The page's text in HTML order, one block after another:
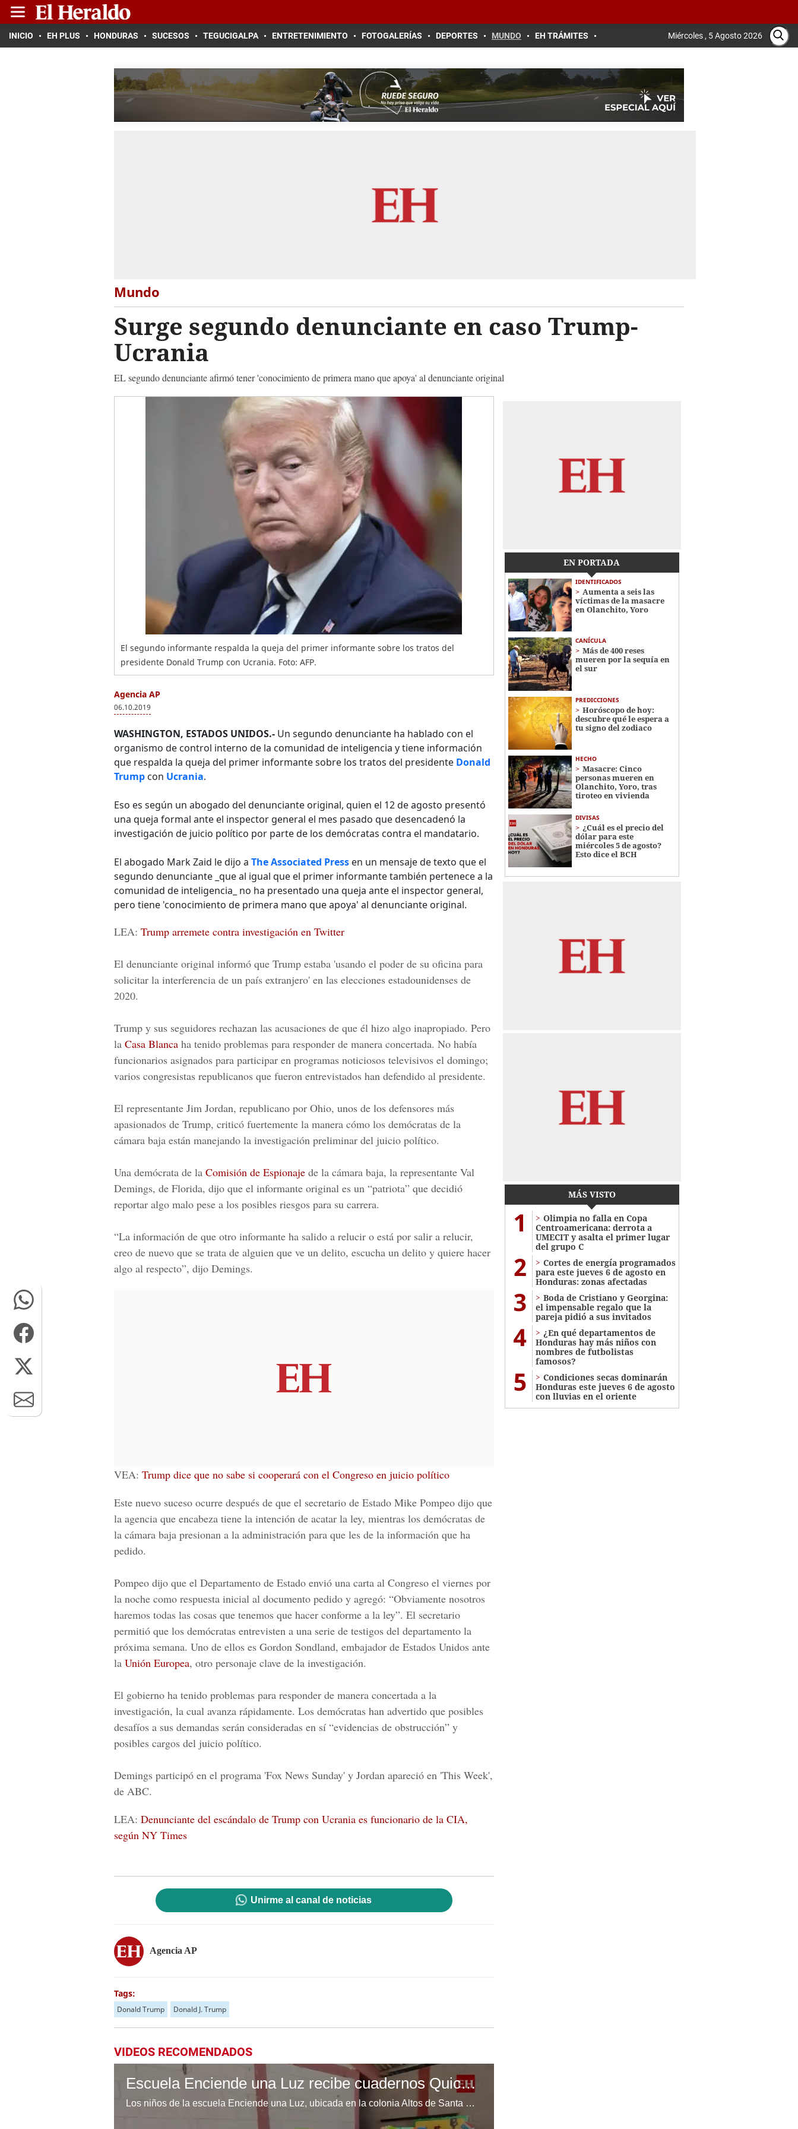
INICIO EH PLUS HONDURAS SUCESOS TEGUCIGALPA ENTRETENIMIENTO FOTOGALERÍAS DEPORTES MUNDO EH TRÁMITES Miércoles , 5 Agosto 2026
Mundo
Surge segundo denunciante en caso Trump-
Ucrania
EL segundo denunciante afirmó tener 'conocimiento de primera mano que apoya' al denunciante original
El segundo informante respalda la queja del primer informante sobre los tratos del
presidente Donald Trump con Ucrania. Foto: AFP.
Agencia AP
06.10.2019
WASHINGTON, ESTADOS UNIDOS.- Un segundo denunciante ha hablado con el
organismo de control interno de la comunidad de inteligencia y tiene información
que respalda la queja del primer informante sobre los tratos del presidente Donald
Trump con Ucrania.
Eso es según un abogado del denunciante original, quien el 12 de agosto presentó
una queja formal ante el inspector general el mes pasado que desencadenó la
investigación de juicio político por parte de los demócratas contra el mandatario.
El abogado Mark Zaid le dijo a The Associated Press en un mensaje de texto que el
segundo denunciante _que al igual que el primer informante también pertenece a la
comunidad de inteligencia_ no ha presentado una queja ante el inspector general,
pero tiene 'conocimiento de primera mano que apoya' al denunciante original.
LEA: Trump arremete contra investigación en Twitter
El denunciante original informó que Trump estaba 'usando el poder de su oficina para
solicitar la interferencia de un país extranjero' en las elecciones estadounidenses de
2020.
Trump y sus seguidores rechazan las acusaciones de que él hizo algo inapropiado. Pero
la Casa Blanca ha tenido problemas para responder de manera concertada. No había
funcionarios asignados para participar en programas noticiosos televisivos el domingo;
varios congresistas republicanos que fueron entrevistados han defendido al presidente.
El representante Jim Jordan, republicano por Ohio, unos de los defensores más
apasionados de Trump, criticó fuertemente la manera cómo los demócratas de la
cámara baja están manejando la investigación preliminar del juicio político.
Una demócrata de la Comisión de Espionaje de la cámara baja, la representante Val
Demings, de Florida, dijo que el informante original es un “patriota” que decidió
reportar algo malo pese a los posibles riesgos para su carrera.
“La información de que otro informante ha salido a relucir o está por salir a relucir,
creo de nuevo que se trata de alguien que ve un delito, escucha un delito y quiere hacer
algo al respecto”, dijo Demings.
VEA: Trump dice que no sabe si cooperará con el Congreso en juicio político
Este nuevo suceso ocurre después de que el secretario de Estado Mike Pompeo dijo que
la agencia que encabeza tiene la intención de acatar la ley, mientras los demócratas de
la cámara baja presionan a la administración para que les de la información que ha
pedido.
Pompeo dijo que el Departamento de Estado envió una carta al Congreso el viernes por
la noche como respuesta inicial al documento pedido y agregó: “Obviamente nosotros
haremos todas las cosas que tenemos que hacer conforme a la ley”. El secretario
permitió que los demócratas entrevisten a una serie de testigos del departamento la
próxima semana. Uno de ellos es Gordon Sondland, embajador de Estados Unidos ante
la Unión Europea, otro personaje clave de la investigación.
El gobierno ha tenido problemas para responder de manera concertada a la
investigación, la cual avanza rápidamente. Los demócratas han advertido que posibles
desafíos a sus demandas serán consideradas en sí “evidencias de obstrucción” y
posibles cargos del juicio político.
Demings participó en el programa 'Fox News Sunday' y Jordan apareció en 'This Week',
de ABC.
LEA: Denunciante del escándalo de Trump con Ucrania es funcionario de la CIA,
según NY Times
Unirme al canal de noticias
Agencia AP
Tags:
Donald Trump Donald J. Trump
VIDEOS RECOMENDADOS
Escuela Enciende una Luz recibe cuadernos Quick, gracias a la Maratón del Saber
Los niños de la escuela Enciende una Luz, ubicada en la colonia Altos de Santa Rosa, al sur de Tegucigalpa, recibieron cuadernos Quick como parte de la Campaña Maratón del Saber.
EN PORTADA
IDENTIFICADOS
Aumenta a seis las
víctimas de la masacre
en Olanchito, Yoro
CANÍCULA
Más de 400 reses
mueren por la sequía en
el sur
PREDICCIONES
Horóscopo de hoy:
descubre qué le espera a
tu signo del zodiaco
HECHO
Masacre: Cinco
personas mueren en
Olanchito, Yoro, tras
tiroteo en vivienda
DIVISAS
¿Cuál es el precio del
dólar para este
miércoles 5 de agosto?
Esto dice el BCH
MÁS VISTO
1
Olimpia no falla en Copa
Centroamericana: derrota a
UMECIT y asalta el primer lugar
del grupo C
2
Cortes de energía programados
para este jueves 6 de agosto en
Honduras: zonas afectadas
3
Boda de Cristiano y Georgina:
el impensable regalo que la
pareja pidió a sus invitados
4
¿En qué departamentos de
Honduras hay más niños con
nombres de futbolistas
famosos?
5
Condiciones secas dominarán
Honduras este jueves 6 de agosto
con lluvias en el oriente